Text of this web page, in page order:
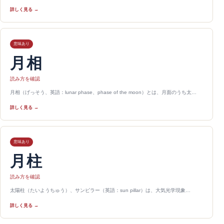
詳しく見る →
意味あり
月相
読み方を確認
月相（げっそう、英語：lunar phase、phase of the moon）とは、月面のうち太…
詳しく見る →
意味あり
月柱
読み方を確認
太陽柱（たいようちゅう）、サンピラー（英語：sun pillar）は、大気光学現象…
詳しく見る →